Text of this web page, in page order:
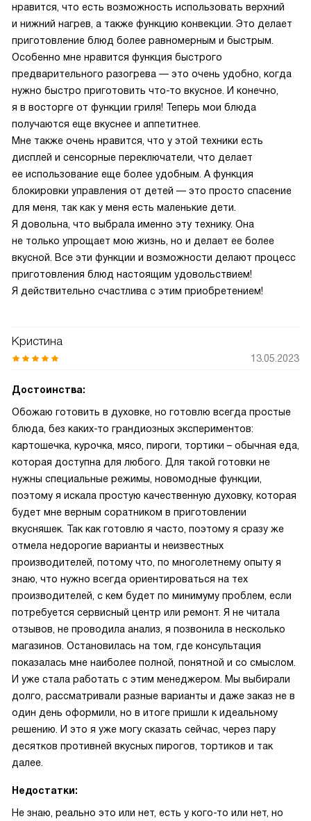
нравится, что есть возможность использовать верхний
и нижний нагрев, а также функцию конвекции. Это делает
приготовление блюд более равномерным и быстрым.
Особенно мне нравится функция быстрого
предварительного разогрева — это очень удобно, когда
нужно быстро приготовить что-то вкусное. И конечно,
я в восторге от функции гриля! Теперь мои блюда
получаются еще вкуснее и аппетитнее.
Мне также очень нравится, что у этой техники есть
дисплей и сенсорные переключатели, что делает
ее использование еще более удобным. А функция
блокировки управления от детей — это просто спасение
для меня, так как у меня есть маленькие дети.
Я довольна, что выбрала именно эту технику. Она
не только упрощает мою жизнь, но и делает ее более
вкусной. Все эти функции и возможности делают процесс
приготовления блюд настоящим удовольствием!
Я действительно счастлива с этим приобретением!
Кристина
13.05.2023
Достоинства:
Обожаю готовить в духовке, но готовлю всегда простые
блюда, без каких-то грандиозных экспериментов:
картошечка, курочка, мясо, пироги, тортики – обычная еда,
которая доступна для любого. Для такой готовки не
нужны специальные режимы, новомодные функции,
поэтому я искала простую качественную духовку, которая
будет мне верным соратником в приготовлении
вкусняшек. Так как готовлю я часто, поэтому я сразу же
отмела недорогие варианты и неизвестных
производителей, потому что, по многолетнему опыту я
знаю, что нужно всегда ориентироваться на тех
производителей, с кем будет по минимуму проблем, если
потребуется сервисный центр или ремонт. Я не читала
отзывов, не проводила анализ, я позвонила в несколько
магазинов. Остановилась на том, где консультация
показалась мне наиболее полной, понятной и со смыслом.
И уже стала работать с этим менеджером. Мы выбирали
долго, рассматривали разные варианты и даже заказ не в
один день оформили, но в итоге пришли к идеальному
решению. И это я уже могу сказать сейчас, через пару
десятков противней вкусных пирогов, тортиков и так
далее.
Недостатки:
Не знаю, реально это или нет, есть у кого-то или нет, но